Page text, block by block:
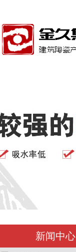
新闻中心